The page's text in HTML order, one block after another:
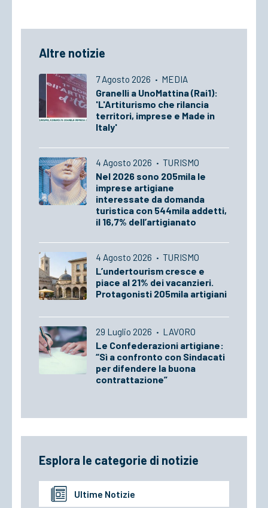
Altre notizie
7 Agosto 2026 · MEDIA
Granelli a UnoMattina (Rai1):
'L'Artiturismo che rilancia
territori, imprese e Made in
Italy'
4 Agosto 2026 · TURISMO
Nel 2026 sono 205mila le
imprese artigiane
interessate da domanda
turistica con 544mila addetti,
il 16,7% dell’artigianato
4 Agosto 2026 · TURISMO
L’undertourism cresce e
piace al 21% dei vacanzieri.
Protagonisti 205mila artigiani
29 Luglio 2026 · LAVORO
Le Confederazioni artigiane:
“Sì a confronto con Sindacati
per difendere la buona
contrattazione”
Esplora le categorie di notizie
Ultime Notizie